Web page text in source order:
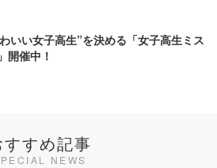
いい女子高生”を決める「女子高生ミス
開催中！
すすめ記事
NEWS